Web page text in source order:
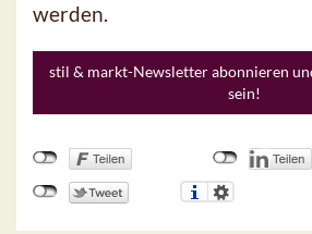
werden.
stil & markt-Newsletter abonnieren
sein!